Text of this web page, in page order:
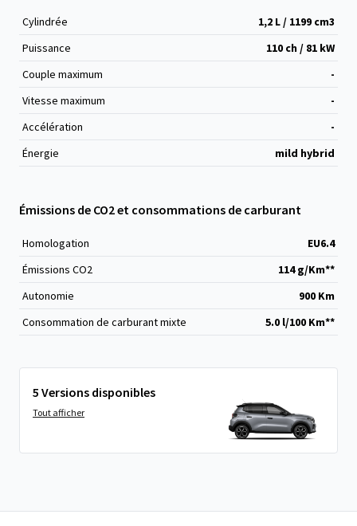
Cylindrée 1,2 L / 1199 cm3
Puissance
110 ch / 81 kW
Couple maximum
-
Vitesse maximum
-
Accélération
-
Énergie
mild hybrid
Émissions de CO2 et consommations de carburant
Homologation
EU6.4
Émissions CO2
114 g/Km**
Autonomie
900 Km
Consommation de carburant mixte
5.0 l/100 Km**
5 Versions disponibles
Tout afficher